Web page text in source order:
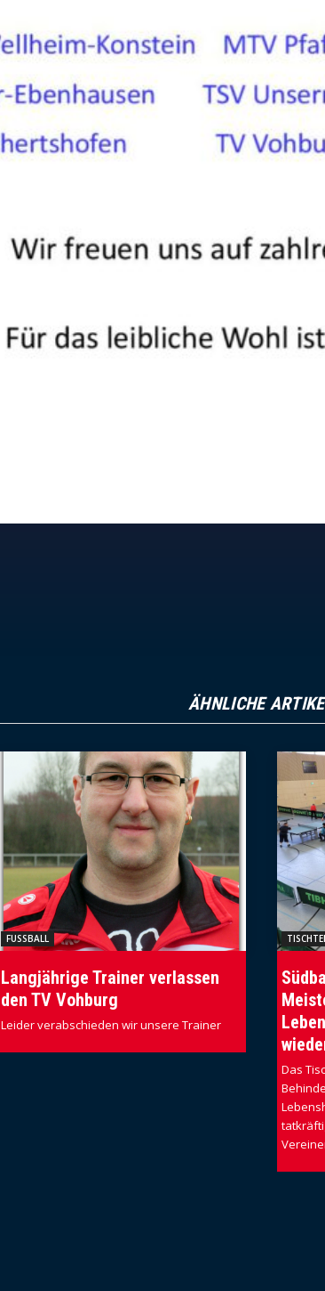
ÄHNLICHE
FUSSBALL
Langjährige Trainer verlassen
den TV Vohburg
Leider verabschieden wir unsere Trainer
Das